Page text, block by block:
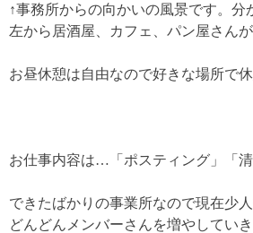
↑事務所からの向かいの風景です。分
左から居酒屋、カフェ、パン屋さん
お昼休憩は自由なので好きな場所で
お仕事内容は…「ポスティング」「清
できたばかりの事業所なので現在少
どんどんメンバーさんを増やしてい